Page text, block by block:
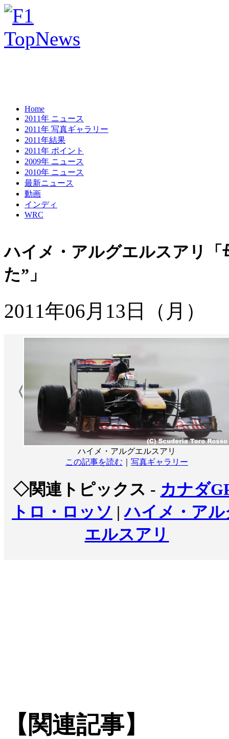
Home
2011年 ニュース
2011年 写真ギャラリー
2011年結果
2011年 ポイント
2009年 ニュース
2010年 ニュース
最新ニュース
動画
インディ
WRC
ハイメ・アルグエルスアリ
た”」
2011年06月13日（月）
ハイメ・アルグエルスアリ
この記事を読む
写真ギャラリー
◇関連トピックス - カナダ
トロ・ロッソ |ハイメ・アル
エルスアリ
【関連記事】